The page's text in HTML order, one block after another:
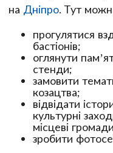
на Дніпро. Тут
прогулятися
бастіонів;
оглянути
стенди;
замовити
козацтва;
відвідати
культурні
місцеві
зробити